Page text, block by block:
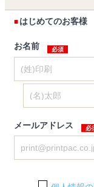
はじめてのお客様
お名前
メールアドレス